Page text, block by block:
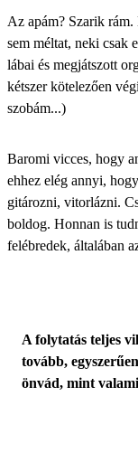
Az apám? Szarik
sem méltat, neki csak
lábai és megjátszott
kétszer kötelezően
szobám...)
Baromi vicces, hogy
ehhez elég annyi,
gitározni, vitorlázni.
boldog. Honnan is
felébredek, általában
A folytatás teljes
tovább,
önvád, mint